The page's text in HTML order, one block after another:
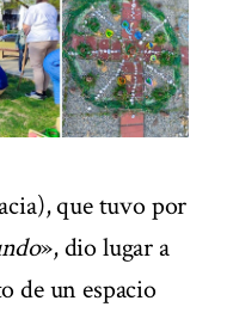
que tuvo por
», dio lugar a
de un espacio